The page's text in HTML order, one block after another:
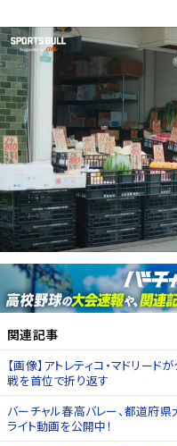
関連記事
【画像】アトレティコ・マドリー
戦を首位で折り返す
バーチャル春高バレー、都道府県
ライト動画を公開中！